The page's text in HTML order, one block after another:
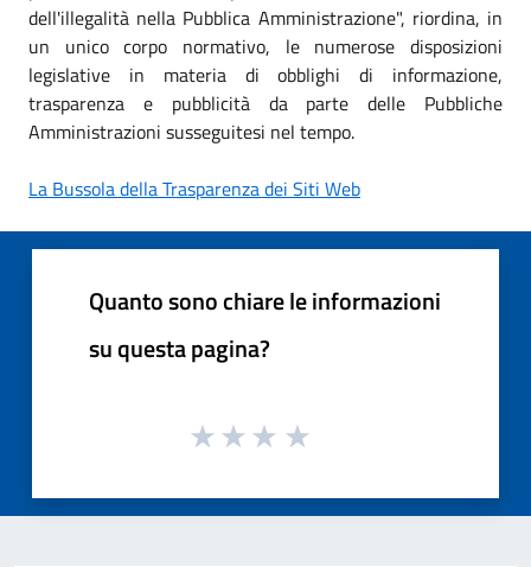
dell'illegalità nella Pubblica Amministrazione", riordina, in
un unico corpo normativo, le numerose disposizioni
legislative in materia di obblighi di informazione,
trasparenza e pubblicità da parte delle Pubbliche
Amministrazioni susseguitesi nel tempo.
La Bussola della Trasparenza dei Siti Web
Quanto sono chiare le informazioni
su questa pagina?